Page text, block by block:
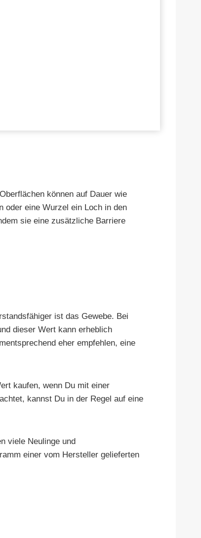
können auf Dauer wie
oder eine Wurzel ein Loch in den
sie eine zusätzliche Barriere
ist das Gewebe. Bei
dieser Wert kann erheblich
eher empfehlen, eine
kaufen, wenn Du mit einer
kannst Du in der Regel auf eine
viele Neulinge und
einer vom Hersteller gelieferten